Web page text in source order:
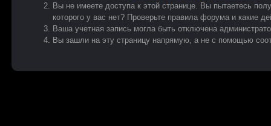
Вы не имеете доступа к этой странице. Вы пытаетесь
которого у вас нет? Проверьте правила форума и какие
Ваша учетная запись могла быть отключена
Вы зашли на эту страницу напрямую, а не с помощью